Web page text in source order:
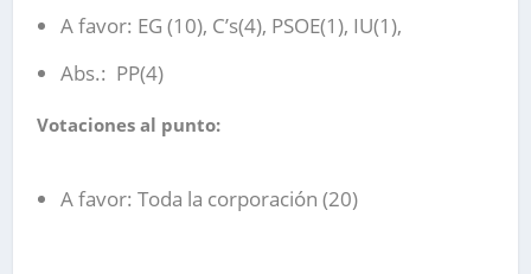
A favor: EG (10), C’s(4), PSOE(1), IU(1),
Abs.: PP(4)
Votaciones al punto:
A favor: Toda la corporación (20)